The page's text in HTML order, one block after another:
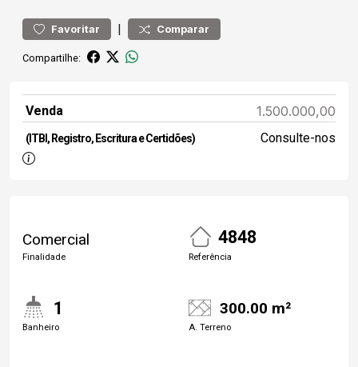
Favoritar | Comparar
Compartilhe:
Venda 1.500.000,00
(ITBI, Registro, Escritura e Certidões) Consulte-nos
Comercial
Finalidade
4848
Referência
1
Banheiro
300.00 m²
A. Terreno